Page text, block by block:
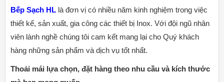
Bếp Sạch HL là đơn vị có nhiều năm kinh nghiệm trong việc
thiết kế, sản xuất, gia công các thiết bị Inox. Với đội ngũ nhân
viên lành nghề chúng tôi cam kết mang lại cho Quý khách
hàng những sản phẩm và dịch vụ tốt nhất.
Thoải mái lựa chọn, đặt hàng theo nhu cầu và kích thước